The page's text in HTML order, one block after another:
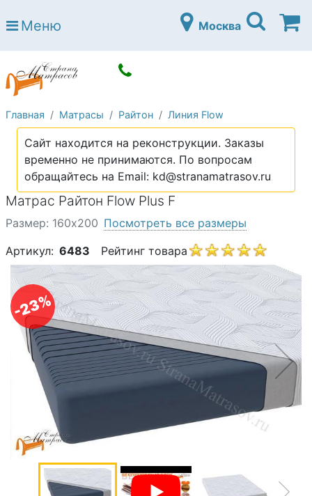
Страна матрасов
Open submenu (Матрасы)
Open submenu (Кровати)
Кровати
Open submenu (Аксессуары)
Open submenu (Диваны)
Диваны
Open submenu (Постельное белье)
Постельное белье
Open submenu (Мебель)
Мебель
Open submenu (Основания)
Основания
Open submenu (Детские матрасы)
Open submenu (Детские кровати)
Детские кровати
Open submenu (Шкафы)
Шкафы
О компании
Контакты
Доставка по городу
Меню Москва
Главная Матрасы Райтон Линия Flow
Сайт находится на реконструкции. Заказы
временно не принимаются. По вопросам
обращайтесь на Email: kd@stranamatrasov.ru
Матрас Райтон Flow Plus F
-23%
Размер: 160х200 Посмотреть все размеры
Артикул: 6483 Рейтинг товара